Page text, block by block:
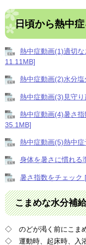
日頃から熱中
熱中症動画(1)適切
11.11MB]
熱中症動画(2)水分
熱中症動画(3)見守
熱中症動画(4)暑さ
35.1MB]
熱中症動画(5)熱中
身体を暑さに慣れる
暑さ指数をチェック
こまめな水分補給
◇ のどが渇く前にこまめ
◇ 運動時、起床時、入